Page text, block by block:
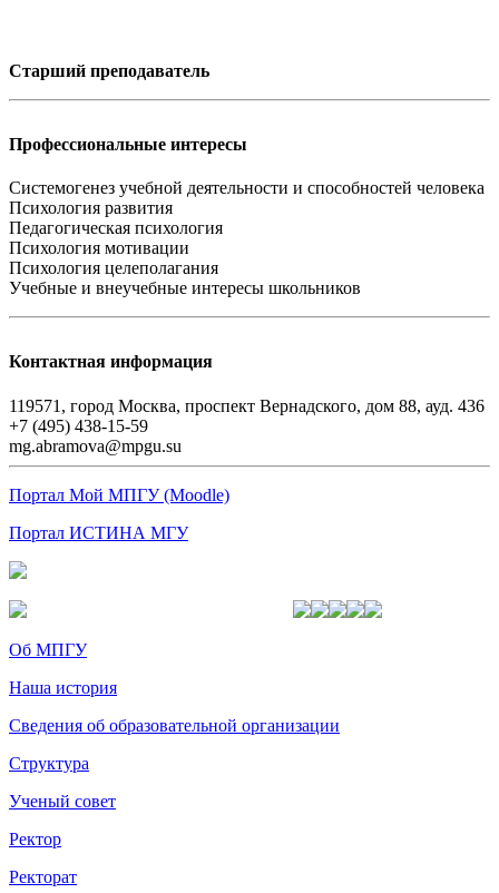
Старший преподаватель
Профессиональные интересы
Системогенез учебной деятельности и способностей человека
Психология развития
Педагогическая психология
Психология мотивации
Психология целеполагания
Учебные и внеучебные интересы школьников
Контактная информация
119571, город Москва, проспект Вернадского, дом 88, ауд. 436
+7 (495) 438-15-59
mg.abramova@mpgu.su
Портал Мой МПГУ (Moodle)
Портал ИСТИНА МГУ
Об МПГУ
Наша история
Сведения об образовательной организации
Структура
Ученый совет
Ректор
Ректорат